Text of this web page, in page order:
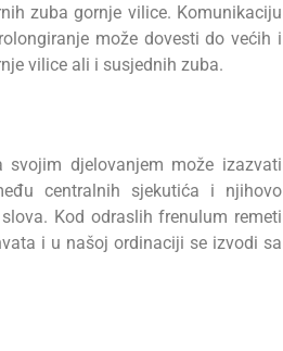
zuba gornje vilice. Komunikaciju
može dovesti do većih i
vilice ali i susjednih zuba.
djelovanjem može izazvati
centralnih sjekutića i njihovo
Kod odraslih frenulum remeti
i u našoj ordinaciji se izvodi sa